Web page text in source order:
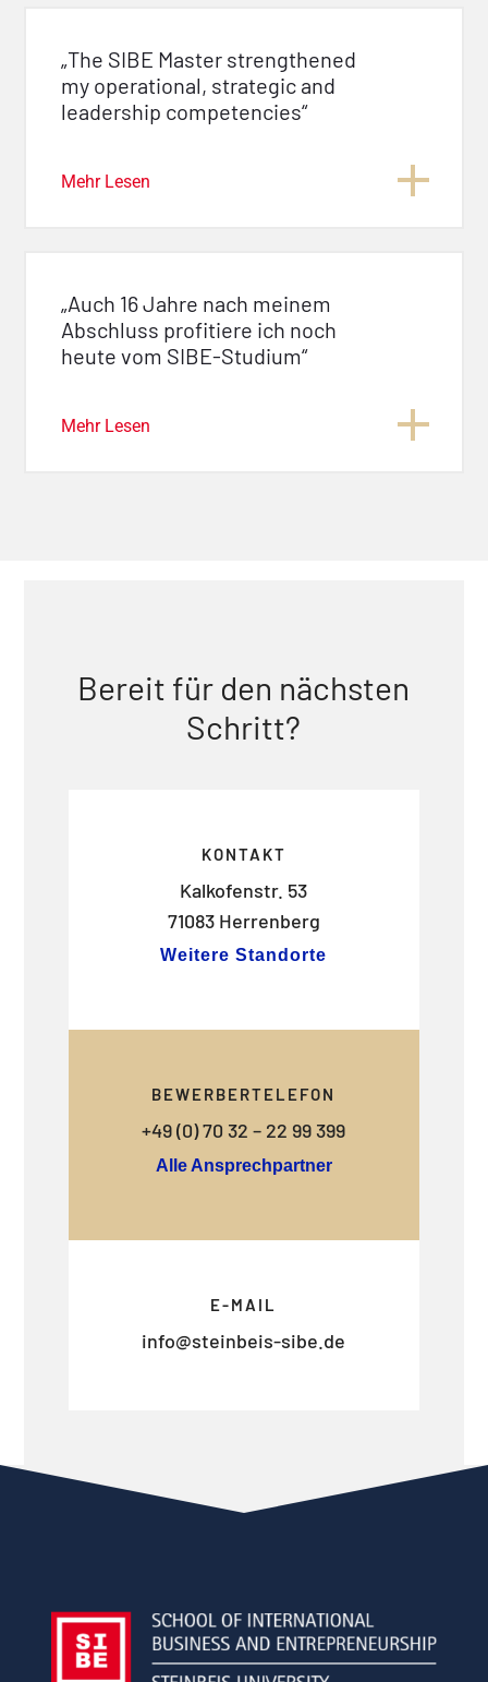
„The SIBE Master strengthened
my operational, strategic and
leadership competencies“
Mehr Lesen
„Auch 16 Jahre nach meinem
Abschluss profitiere ich noch
heute vom SIBE-Studium“
Mehr Lesen
Bereit für den nächsten
Schritt?
KONTAKT
Kalkofenstr. 53
71083 Herrenberg
Weitere Standorte
BEWERBERTELEFON
+49 (0) 70 32 – 22 99 399
Alle Ansprechpartner
E-MAIL
info@steinbeis-sibe.de